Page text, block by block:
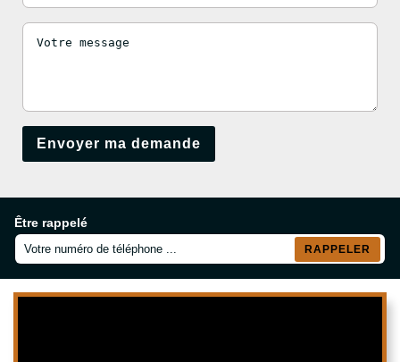
Être rappelé